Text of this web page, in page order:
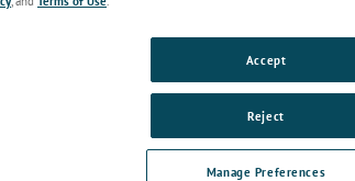
Manage Preferences
Reject
Accept